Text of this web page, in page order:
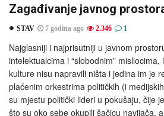
Zagađivanje javnog
STAV 7 godina ago 2.346 1
Najglasniji i najprisutniji u javnom
intelektualcima i “slobodnim”
kulture nisu napravili ništa i jedina im je
plaćenim orkestrima političkih (i
su mjestu politički lideri u pokušaju, čije
što su oko sebe okupili šačicu navijača,